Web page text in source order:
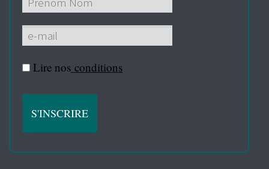
Lire nos conditions